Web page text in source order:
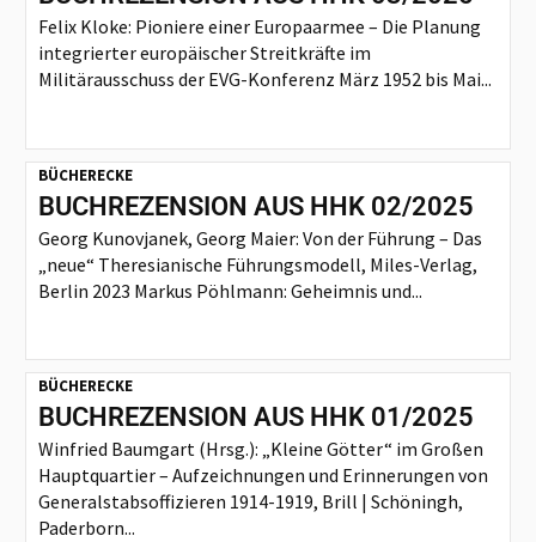
Felix Kloke: Pioniere einer Europaarmee – Die Planung
integrierter europäischer Streitkräfte im
Militärausschuss der EVG-Konferenz März 1952 bis Mai...
BÜCHERECKE
BUCHREZENSION AUS HHK 02/2025
Georg Kunovjanek, Georg Maier: Von der Führung – Das
„neue“ Theresianische Führungsmodell, Miles-Verlag,
Berlin 2023 Markus Pöhlmann: Geheimnis und...
BÜCHERECKE
BUCHREZENSION AUS HHK 01/2025
Winfried Baumgart (Hrsg.): „Kleine Götter“ im Großen
Hauptquartier – Aufzeichnungen und Erinnerungen von
Generalstabsoffizieren 1914-1919, Brill | Schöningh,
Paderborn...